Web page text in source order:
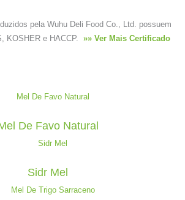
pela Wuhu Deli Food Co., Ltd. possuem
KOSHER e HACCP. »» Ver Mais Certificado
De Favo Natural
Sidr Mel